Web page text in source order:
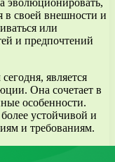
эволюционировать,
в своей внешности и
или
и предпочтений
является
Она сочетает в
особенности.
устойчивой и
и требованиям.